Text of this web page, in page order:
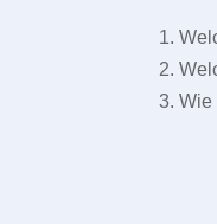
1.
2.
3.